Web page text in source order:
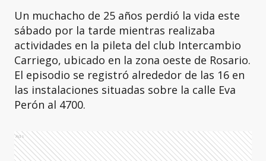
Un muchacho de 25 años perdió la vida este
sábado por la tarde mientras realizaba
actividades en la pileta del club Intercambio
Carriego, ubicado en la zona oeste de Rosario.
El episodio se registró alrededor de las 16 en
las instalaciones situadas sobre la calle Eva
Perón al 4700.
Ads